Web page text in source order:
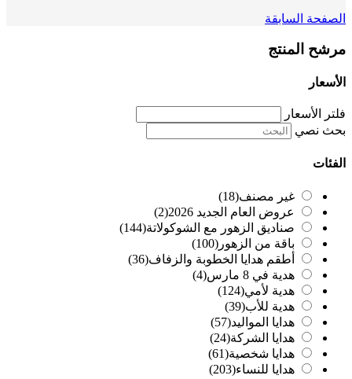
الصفحة السابقة
مرشح المنتج
الأسعار
فلتر الأسعار
بحث نصي
الفئات
غير مصنف(18)
عروض العام الجديد 2026
(2)
صناديق الزهور مع الشوكولاتة(144)
باقة من الزهور (100)
أطقم هدايا الخطوبة والزفاف(36)
هدية في 8 مارس
(4)
هدية لأمي(124)
هدية للأب(39)
هدايا المواليد(57)
هدايا الشركة(24)
هدايا شخصية(61)
هدايا للنساء(203)